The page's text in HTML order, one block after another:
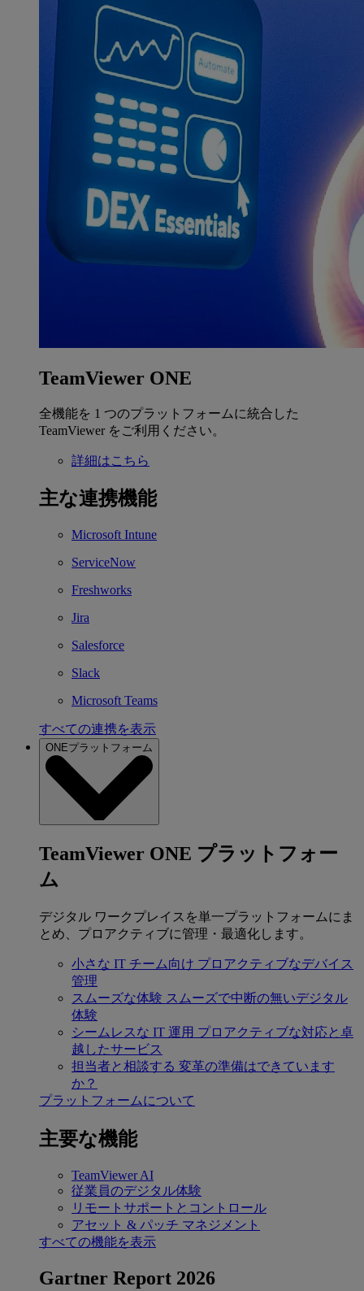
TeamViewer ONE
全機能を 1 つのプラットフォームに統合した
TeamViewer をご利用ください。
詳細はこちら
主な連携機能
Microsoft Intune
ServiceNow
Freshworks
Jira
Salesforce
Slack
Microsoft Teams
すべての連携を表示
ONEプラットフォーム
TeamViewer ONE プラットフォー
ム
デジタル ワークプレイスを単一プラットフォームにま
とめ、プロアクティブに管理・最適化します。
小さな IT チーム向け プロアクティブなデバイス
管理
スムーズな体験 スムーズで中断の無いデジタル
体験
シームレスな IT 運用 プロアクティブな対応と卓
越したサービス
担当者と相談する 変革の準備はできています
か？
プラットフォームについて
主要な機能
TeamViewer AI
従業員のデジタル体験
リモートサポートとコントロール
アセット & パッチ マネジメント
すべての機能を表示
Gartner Report 2026